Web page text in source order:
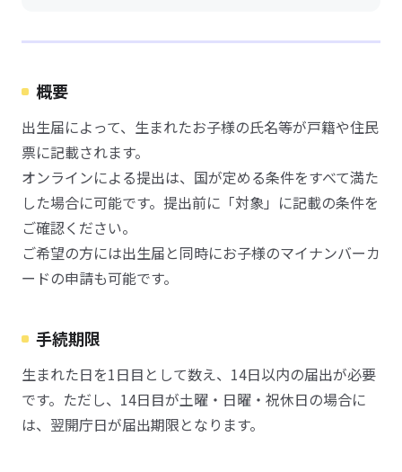
概要
出生届によって、生まれたお子様の氏名等が戸籍や住民
票に記載されます。
オンラインによる提出は、国が定める条件をすべて満た
した場合に可能です。提出前に「対象」に記載の条件を
ご確認ください。
ご希望の方には出生届と同時にお子様のマイナンバーカ
ードの申請も可能です。
手続期限
生まれた日を1日目として数え、14日以内の届出が必要
です。ただし、14日目が土曜・日曜・祝休日の場合に
は、翌開庁日が届出期限となります。